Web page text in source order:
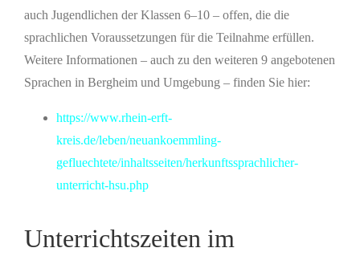
auch Jugendlichen der Klassen 6–10 – offen, die die
sprachlichen Voraussetzungen für die Teilnahme erfüllen.
Weitere Informationen – auch zu den weiteren 9 angebotenen
Sprachen in Bergheim und Umgebung – finden Sie hier:
https://www.rhein-erft-
kreis.de/leben/neuankoemmling-
gefluechtete/inhaltsseiten/herkunftssprachlicher-
unterricht-hsu.php
Unterrichtszeiten im